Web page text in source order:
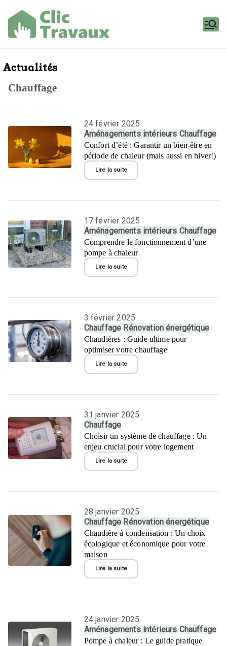
contenu
Actualités
Chauffage
24 février 2025
Aménagements intérieurs Chauffage
Confort d’été : Garantir un bien-être en
période de chaleur (mais aussi en hiver!)
Lire la suite
17 février 2025
Aménagements intérieurs Chauffage
Comprendre le fonctionnement d’une
pompe à chaleur
Lire la suite
3 février 2025
Chauffage Rénovation énergétique
Chaudières : Guide ultime pour
optimiser votre chauffage
Lire la suite
31 janvier 2025
Chauffage
Choisir un système de chauffage : Un
enjeu crucial pour votre logement
Lire la suite
28 janvier 2025
Chauffage Rénovation énergétique
Chaudière à condensation : Un choix
écologique et économique pour votre
maison
Lire la suite
24 janvier 2025
Aménagements intérieurs Chauffage
Pompe à chaleur : Le guide pratique